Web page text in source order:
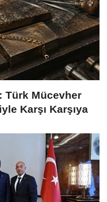
Türk Mücevher
Karşı Karşıya